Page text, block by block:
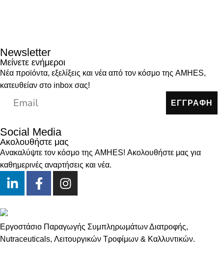
Newsletter
Μείνετε ενήμεροι
Νέα προϊόντα, εξελίξεις και νέα από τον κόσμο της AMHES,
κατευθείαν στο inbox σας!
ΕΓΓΡΑΦΗ
Social Media
Ακολουθήστε μας
Ανακαλύψτε τον κόσμο της AMHES! Ακολουθήστε μας για
καθημερινές αναρτήσεις και νέα.
Εργοστάσιο Παραγωγής Συμπληρωμάτων Διατροφής,
Νutraceuticals, Λειτουργικών Τροφίμων & Καλλυντικών.